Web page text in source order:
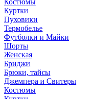
Костюмы
Куртки
Пуховики
Термобелье
Футболки и Майки
Шорты
Женская
Бриджи
Брюки, тайсы
Джемпера и Свитеры
Костюмы